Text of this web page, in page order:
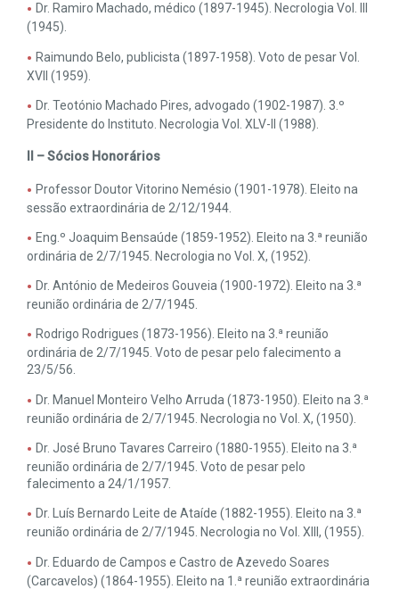
Dr. Ramiro Machado, médico (1897-1945). Necrologia Vol. III
(1945).
Raimundo Belo, publicista (1897-1958). Voto de pesar Vol.
XVII (1959).
Dr. Teotónio Machado Pires, advogado (1902-1987). 3.º
Presidente do Instituto. Necrologia Vol. XLV-II (1988).
II – Sócios Honorários
Professor Doutor Vitorino Nemésio (1901-1978). Eleito na
sessão extraordinária de 2/12/1944.
Eng.º Joaquim Bensaúde (1859-1952). Eleito na 3.ª reunião
ordinária de 2/7/1945. Necrologia no Vol. X, (1952).
Dr. António de Medeiros Gouveia (1900-1972). Eleito na 3.ª
reunião ordinária de 2/7/1945.
Rodrigo Rodrigues (1873-1956). Eleito na 3.ª reunião
ordinária de 2/7/1945. Voto de pesar pelo falecimento a
23/5/56.
Dr. Manuel Monteiro Velho Arruda (1873-1950). Eleito na 3.ª
reunião ordinária de 2/7/1945. Necrologia no Vol. X, (1950).
Dr. José Bruno Tavares Carreiro (1880-1955). Eleito na 3.ª
reunião ordinária de 2/7/1945. Voto de pesar pelo
falecimento a 24/1/1957.
Dr. Luís Bernardo Leite de Ataíde (1882-1955). Eleito na 3.ª
reunião ordinária de 2/7/1945. Necrologia no Vol. XIII, (1955).
Dr. Eduardo de Campos e Castro de Azevedo Soares
(Carcavelos) (1864-1955). Eleito na 1.ª reunião extraordinária